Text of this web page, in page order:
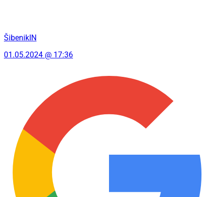
ŠibenikIN
01.05.2024 @ 17:36